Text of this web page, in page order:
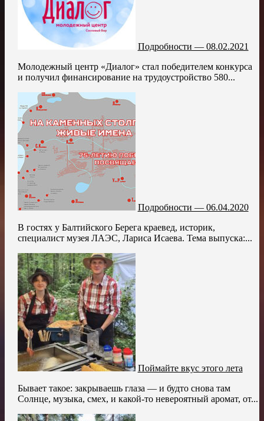
Подробности — 08.02.2021
Молодежный центр «Диалог» стал победителем конкурса
и получил финансирование на трудоустройство 580...
Подробности — 06.04.2020
В гостях у Балтийского Берега краевед, историк,
специалист музея ЛАЭС, Лариса Исаева. Тема выпуска:...
Поймайте вкус этого лета
Бывает такое: закрываешь глаза — и будто снова там
Солнце, музыка, смех, и какой-то невероятный аромат, от...